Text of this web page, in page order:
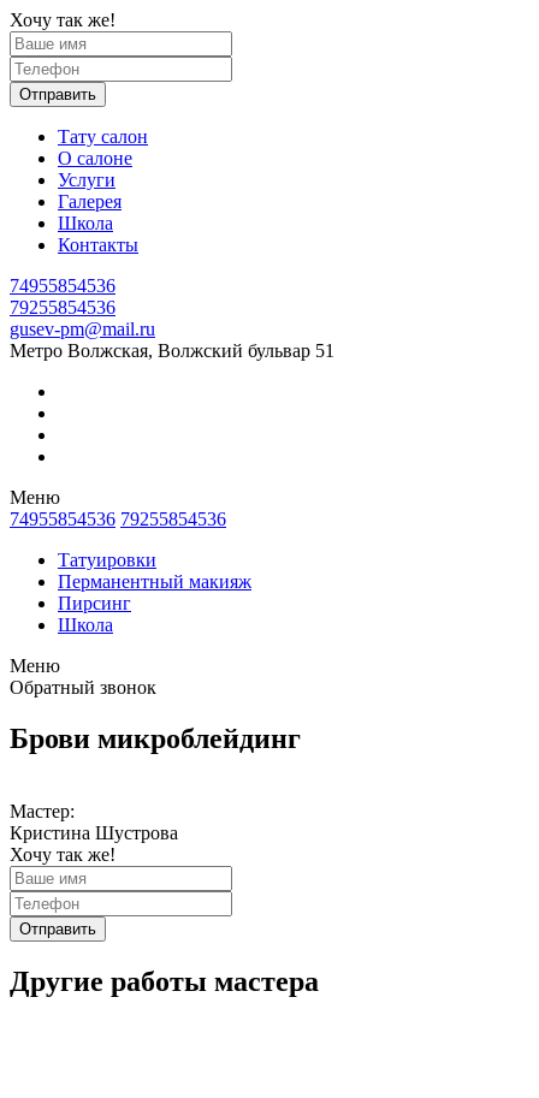
Хочу так же!
Отправить
Тату салон
О салоне
Услуги
Галерея
Школа
Контакты
74955854536
79255854536
gusev-pm@mail.ru
Метро Волжская, Волжский бульвар 51
Меню
74955854536 79255854536
Татуировки
Перманентный макияж
Пирсинг
Школа
Меню
Обратный звонок
Брови микроблейдинг
Мастер:
Кристина Шустрова
Хочу так же!
Отправить
Другие работы мастера